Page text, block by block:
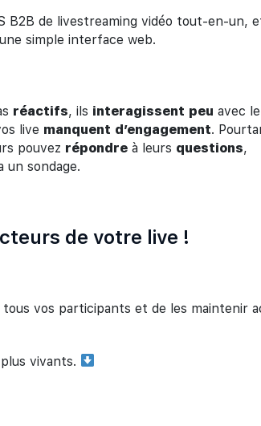
B2B de livestreaming vidéo tout-en-un,
simple interface web.
réactifs, ils interagissent peu avec le
live manquent d’engagement.
pouvez répondre à leurs questions,
un sondage.
de votre live !
tous vos participants et de les maintenir
vivants.